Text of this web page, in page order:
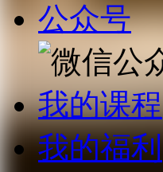
公众号
我的课程
我的福利